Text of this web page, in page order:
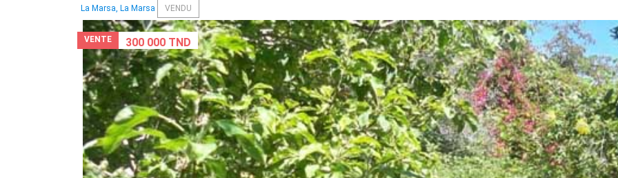
La Marsa, La Marsa VENDU
VENTE 300 000 TND